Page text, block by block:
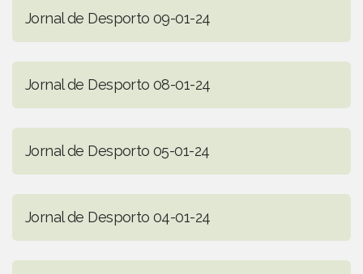
Jornal de Desporto 09-01-24
Jornal de Desporto 08-01-24
Jornal de Desporto 05-01-24
Jornal de Desporto 04-01-24